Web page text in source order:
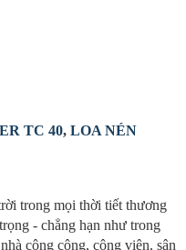
TC 40, LOA NÉN
trong mọi thời tiết thương
- chẳng hạn như trong
công cộng, công viên, sân